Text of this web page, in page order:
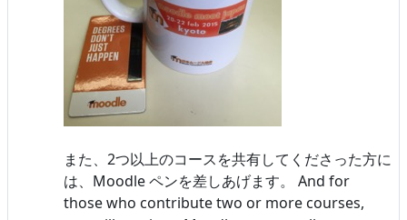
また、2つ以上のコースを共有してくださった方に
は、Moodle ペンを差しあげます。 And for
those who contribute two or more courses,